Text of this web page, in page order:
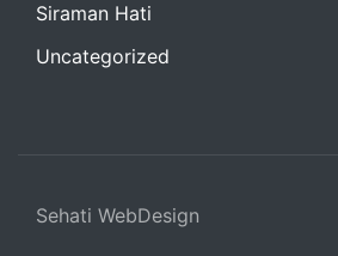
Siraman Hati
Uncategorized
Sehati WebDesign